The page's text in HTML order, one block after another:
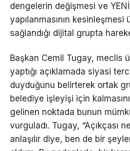
dengelerin değişmesi ve
yapılanmasının
sağlandığı dijital grupta
Başkan Cemil Tugay, meclis
yaptığı açıklamada siyasi
duyduğunu belirterek ortak
belediye işleyişi için
gelinen noktada bunun
vurguladı. Tugay, “Açıkçası
anlaşılır diye, ben de bir